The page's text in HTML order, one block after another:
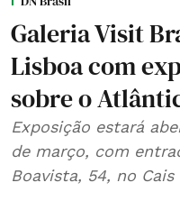
Galeria Visit
Lisboa com
sobre o
Exposição estará
de março, com
Boavista, 54, no Cais